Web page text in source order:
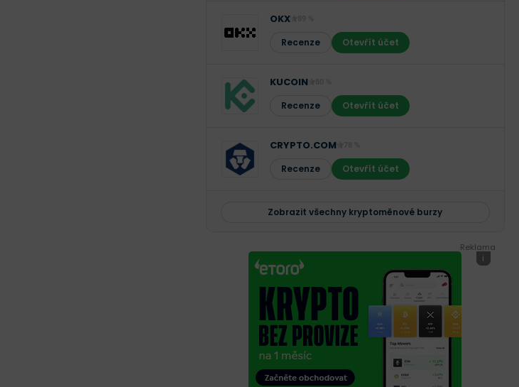
OKX
Recenze Otevřít účet
KUCOIN
Recenze Otevřít účet
CRYPTO.COM
Recenze Otevřít účet
Zobrazit všechny kryptoměnové burzy
Reklama
i